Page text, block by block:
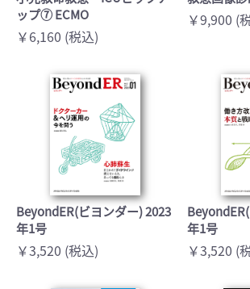
ップ⑦ ECMO
￥6,160 (税込)
￥9,900 (
BeyondER(ビヨンダー) 2023
年1号
￥3,520 (税込)
年1号
￥3,520 (